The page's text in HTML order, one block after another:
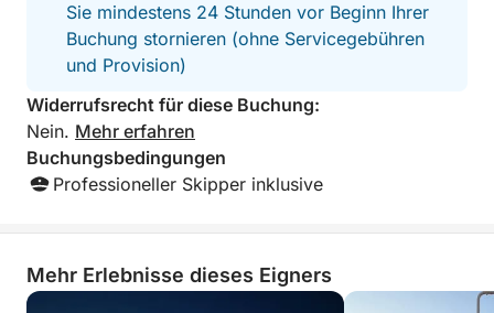
Sie mindestens 24 Stunden vor Beginn Ihrer
Buchung stornieren (ohne Servicegebühren
und Provision)
Widerrufsrecht für diese Buchung:
Nein. Mehr erfahren
Buchungsbedingungen
Professioneller Skipper inklusive
Mehr Erlebnisse dieses Eigners